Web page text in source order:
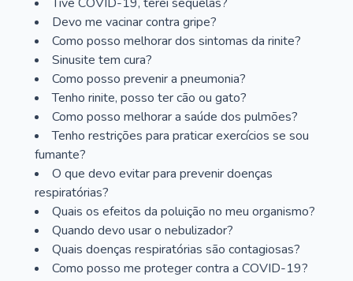
Devo me vacinar contra gripe?
Como posso melhorar dos sintomas da rinite?
Sinusite tem cura?
Como posso prevenir a pneumonia?
Tenho rinite, posso ter cão ou gato?
Como posso melhorar a saúde dos pulmões?
Tenho restrições para praticar exercícios se sou
fumante?
O que devo evitar para prevenir doenças
respiratórias?
Quais os efeitos da poluição no meu organismo?
Quando devo usar o nebulizador?
Quais doenças respiratórias são contagiosas?
Como posso me proteger contra a COVID-19?